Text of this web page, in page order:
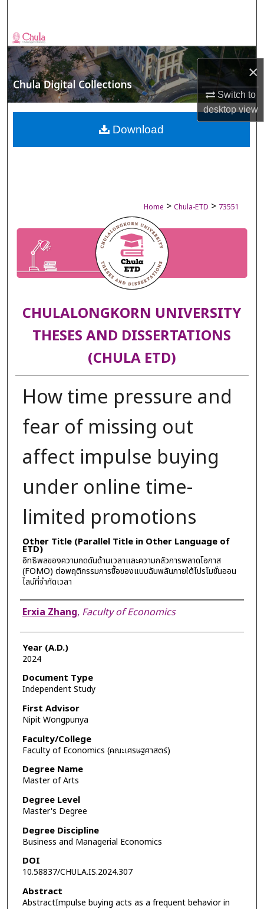
×
Switch to
desktopview
Browse Collections
My Account
About
Digital Commons Network™
Home > Chula-ETD > 73551
CHULALONGKORN UNIVERSITY
THESES AND DISSERTATIONS
(CHULA ETD)
How time pressure and
fear of missing out
affect impulse buying
under online time-
limited promotions
Other Title (Parallel Title in Other Language of
ETD)
อิทธิพลของความกดดันด้านเวลาและความกลัวการพลาดโอกาส
(FOMO) ต่อพฤติกรรมการซื้อของแบบฉับพลันภายใต้โปรโมชั่นออน
ไลน์ที่จำกัดเวลา
Author
Erxia Zhang, Faculty of Economics
Year (A.D.)
2024
Document Type
Independent Study
First Advisor
Nipit Wongpunya
Faculty/College
Faculty of Economics (คณะเศรษฐศาสตร์)
Degree Name
Master of Arts
Degree Level
Master's Degree
Degree Discipline
Business and Managerial Economics
DOI
10.58837/CHULA.IS.2024.307
Abstract
AbstractImpulse buying acts as a frequent behavior in
Download